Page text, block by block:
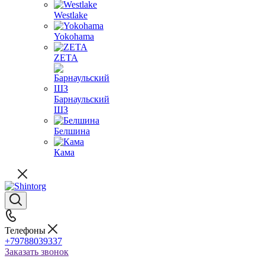
Westlake
Yokohama
ZETA
Барнаульский
ШЗ
Белшина
Кама
Телефоны
+79788039337
Заказать звонок